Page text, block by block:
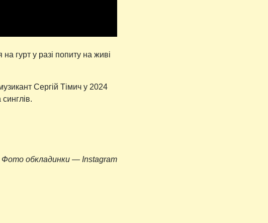
гурт у разі попиту на живі
Сергій Тімич у 2024
Фото обкладинки — Instagram